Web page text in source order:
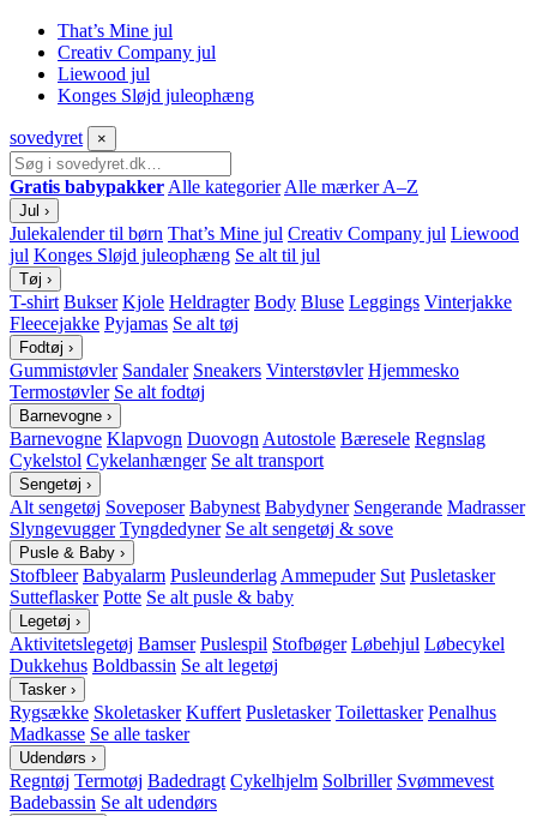
That’s Mine jul
Creativ Company jul
Liewood jul
Konges Sløjd juleophæng
sovedyret ×
Gratis babypakker Alle kategorier Alle mærker A–Z
Jul ›
Julekalender til børn That’s Mine jul Creativ Company jul Liewood
jul Konges Sløjd juleophæng Se alt til jul
Tøj ›
T-shirt Bukser Kjole Heldragter Body Bluse Leggings Vinterjakke
Fleecejakke Pyjamas Se alt tøj
Fodtøj ›
Gummistøvler Sandaler Sneakers Vinterstøvler Hjemmesko
Termostøvler Se alt fodtøj
Barnevogne ›
Barnevogne Klapvogn Duovogn Autostole Bæresele Regnslag
Cykelstol Cykelanhænger Se alt transport
Sengetøj ›
Alt sengetøj Soveposer Babynest Babydyner Sengerande Madrasser
Slyngevugger Tyngdedyner Se alt sengetøj & sove
Pusle & Baby ›
Stofbleer Babyalarm Pusleunderlag Ammepuder Sut Pusletasker
Sutteflasker Potte Se alt pusle & baby
Legetøj ›
Aktivitetslegetøj Bamser Puslespil Stofbøger Løbehjul Løbecykel
Dukkehus Boldbassin Se alt legetøj
Tasker ›
Rygsække Skoletasker Kuffert Pusletasker Toilettasker Penalhus
Madkasse Se alle tasker
Udendørs ›
Regntøj Termotøj Badedragt Cykelhjelm Solbriller Svømmevest
Badebassin Se alt udendørs